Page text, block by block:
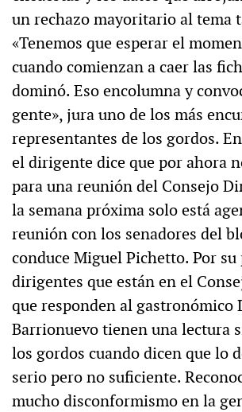
un rechazo mayoritario al tema
«Tenemos que esperar el
cuando comienzan a caer las
dominó. Eso encolumna y
gente», jura uno de los más
representantes de los gordos.
el dirigente dice que por ahora
para una reunión del Consejo
la semana próxima solo está
reunión con los senadores del
conduce Miguel Pichetto. Por su
dirigentes que están en el
que responden al gastronómico
Barrionuevo tienen una lectura
los gordos cuando dicen que lo
serio pero no suficiente.
mucho disconformismo en la